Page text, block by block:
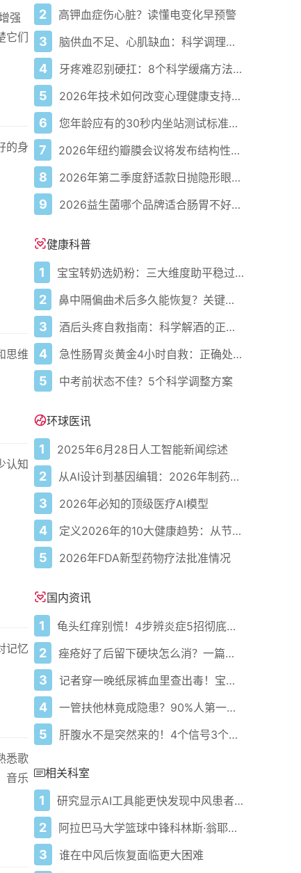
强
它们
的身
思维
认知
记忆
悉歌
音乐
2 高钾血症伤心脏？读懂电变化早预警
3 脑供血不足、心肌缺血：科学调理全攻略
4 牙疼难忍别硬扛：8个科学缓痛方法收好
5 2026年技术如何改变心理健康支持的获取方式
6 您年龄应有的30秒内坐站测试标准次数
7 2026年纽约瓣膜会议将发布结构性心脏病最新研究成果
8 2026年第二季度舒适款日抛隐形眼镜推荐，优瞳主打长效佩戴体验
9 2026益生菌哪个品牌适合肠胃不好的人，常年饱受肠胃病痛看过来，梳理实用十大品牌
健康科普
1 宝宝转奶选奶粉：三大维度助平稳过渡
2 鼻中隔偏曲术后多久能恢复？关键看这几点
3 酒后头疼自救指南：科学解酒的正确打开方式
4 急性肠胃炎黄金4小时自救：正确处置与误区避坑关键
5 中考前状态不佳？5个科学调整方案
环球医讯
1 2025年6月28日人工智能新闻综述
2 从AI设计到基因编辑：2026年制药领域重大突破
3 2026年必知的顶级医疗AI模型
4 定义2026年的10大健康趋势：从节律健康到冷热交替疗法
5 2026年FDA新型药物疗法批准情况
国内资讯
1 龟头红痒别慌！4步辨炎症5招彻底防复发
2 痤疮好了后留下硬块怎么消？一篇给你讲明白！
3 记者穿一晚纸尿裤血里查出毒！宝宝血液浓度竟是成人的5倍？
4 一管扶他林竟成隐患？90%人第一步就错了！
5 肝腹水不是突然来的！4个信号3个管理要点别等肚子鼓起来
相关科室
1 研究显示AI工具能更快发现中风患者致命血栓
2 阿拉巴马大学篮球中锋科林斯·翁耶伊卡医疗状况披露
3 谁在中风后恢复面临更大困难